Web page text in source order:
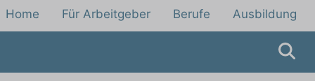
Home Für Arbeitgeber Berufe Ausbildung